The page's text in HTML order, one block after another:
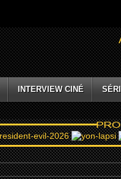
INTERVIEW CINÉ